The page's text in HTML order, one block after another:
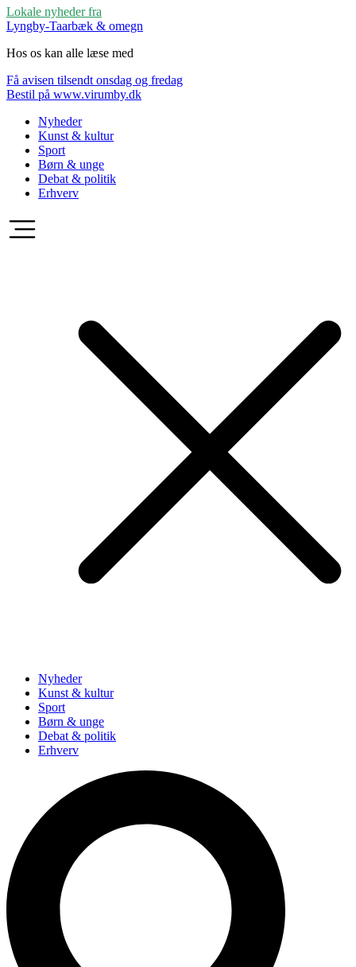
Lokale nyheder fra
Lyngby-Taarbæk & omegn
Hos os kan alle læse med
Få avisen tilsendt onsdag og fredag
Bestil på www.virumby.dk
Nyheder
Kunst & kultur
Sport
Børn & unge
Debat & politik
Erhverv
Nyheder
Kunst & kultur
Sport
Børn & unge
Debat & politik
Erhverv